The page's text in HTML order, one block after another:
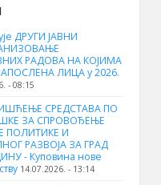
ДРУГИ ЈАВНИ
РАДОВА НА КОЈИМА
ЛИЦА у 2026.
- 08:15
СРЕДСТАВА ПО
ЗА СПРОВОЂЕЊЕ
ПОЛИТИКЕ И
РАЗВОЈА ЗА ГРАД
- Куповина нове
14.07.2026. - 13:14